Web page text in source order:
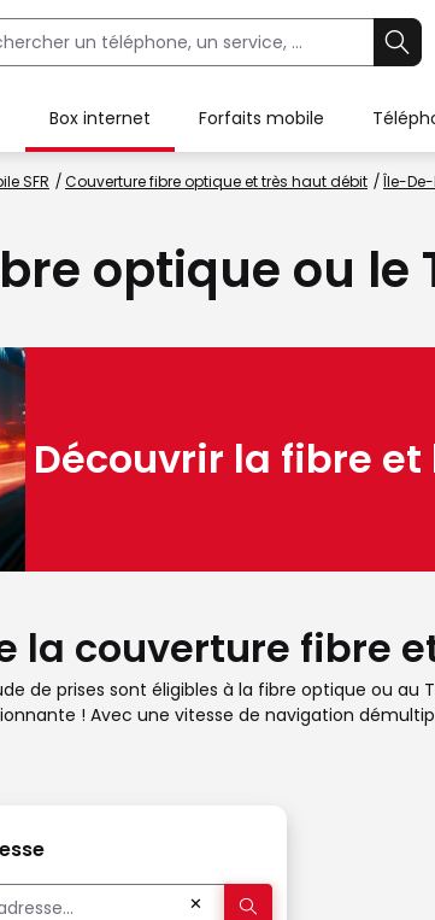
Box internet Forfaits mobile
SFR Couverture fibre optique et très haut débit Île-
optique ou
Découvrir la fibre et
la couverture fibre
de prises sont éligibles à la fibre optique ou
! Avec une vitesse de navigation
✕